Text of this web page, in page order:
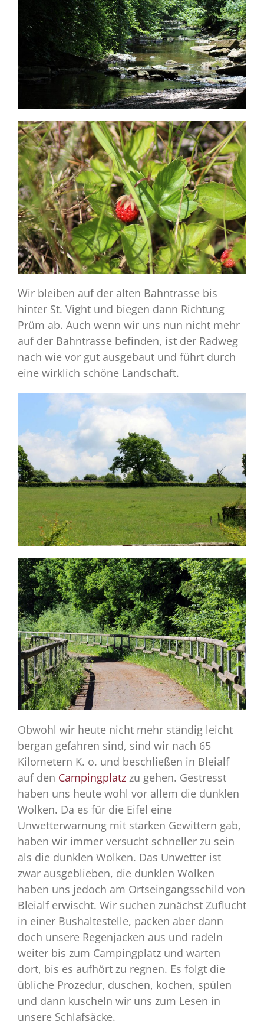
Wir bleiben auf der alten Bahntrasse bis
hinter St. Vight und biegen dann Richtung
Prüm ab. Auch wenn wir uns nun nicht mehr
auf der Bahntrasse befinden, ist der Radweg
nach wie vor gut ausgebaut und führt durch
eine wirklich schöne Landschaft.
Obwohl wir heute nicht mehr ständig leicht
bergan gefahren sind, sind wir nach 65
Kilometern K. o. und beschließen in Bleialf
auf den Campingplatz zu gehen. Gestresst
haben uns heute wohl vor allem die dunklen
Wolken. Da es für die Eifel eine
Unwetterwarnung mit starken Gewittern gab,
haben wir immer versucht schneller zu sein
als die dunklen Wolken. Das Unwetter ist
zwar ausgeblieben, die dunklen Wolken
haben uns jedoch am Ortseingangsschild von
Bleialf erwischt. Wir suchen zunächst Zuflucht
in einer Bushaltestelle, packen aber dann
doch unsere Regenjacken aus und radeln
weiter bis zum Campingplatz und warten
dort, bis es aufhört zu regnen. Es folgt die
übliche Prozedur, duschen, kochen, spülen
und dann kuscheln wir uns zum Lesen in
unsere Schlafsäcke.